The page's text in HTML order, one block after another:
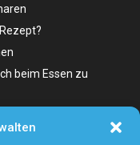
beim Essen zu
zum Beispiel